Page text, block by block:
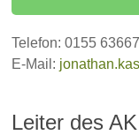
Telefon: 0155
E-Mail:
Leiter des